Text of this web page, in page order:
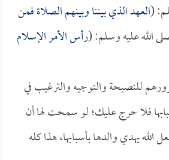
(العهد الذي بيننا وبينهم الصلاة فمن
الله عليه وسلم: (رأس الأمر الإسلام
للنصيحة والتوجيه والترغيب في
فلا حرج عليك؛ لو سمحت لها أن
يهدي والدها بأسبابها، هذا كله